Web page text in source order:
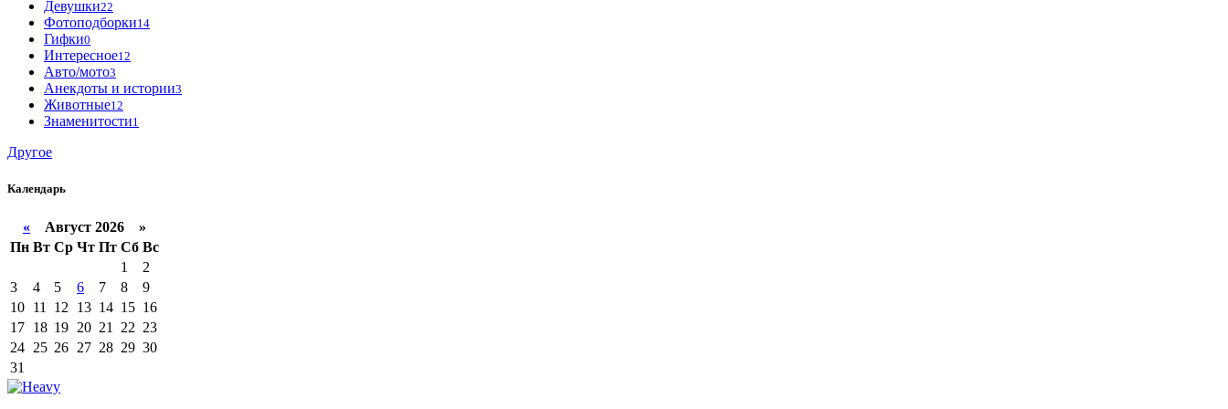
Девушки22
Фотоподборки14
Гифки0
Интересное12
Авто/мото3
Анекдоты и истории3
Животные12
Знаменитости1
Другое
Календарь
« Август 2026 »
Пн Вт Ср Чт Пт Сб Вс
1
2
3
4 5 6 7 8
9
10 11 12 13 14 15 16
17 18 19 20 21 22 23
24 25 26 27 28 29 30
31